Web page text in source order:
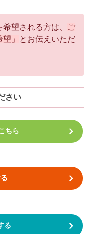
望される方は、
ご
」
とお伝えいただ
さい
ちら
る